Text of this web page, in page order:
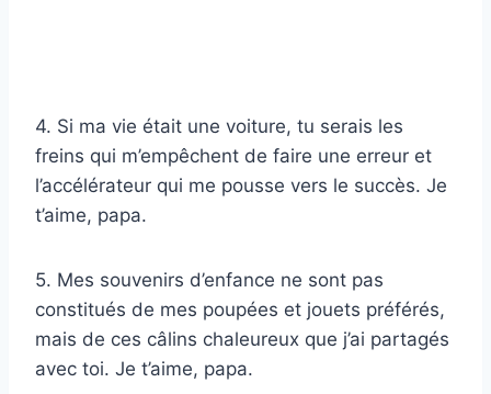
4. Si ma vie était une voiture, tu serais les
freins qui m’empêchent de faire une erreur et
l’accélérateur qui me pousse vers le succès. Je
t’aime, papa.
5. Mes souvenirs d’enfance ne sont pas
constitués de mes poupées et jouets préférés,
mais de ces câlins chaleureux que j’ai partagés
avec toi. Je t’aime, papa.